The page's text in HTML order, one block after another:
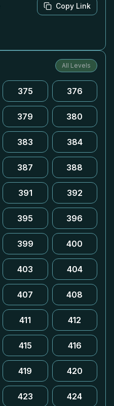
Copy Link
All Levels
375 376
379 380
383 384
387 388
391 392
395 396
399 400
403 404
407 408
411 412
415 416
419 420
423 424